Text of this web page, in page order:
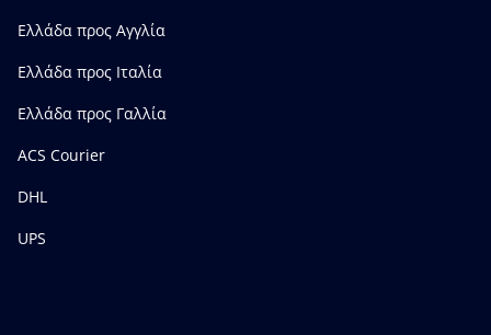
Ελλάδα προς Αγγλία
Ελλάδα προς Ιταλία
Ελλάδα προς Γαλλία
ACS Courier
DHL
UPS